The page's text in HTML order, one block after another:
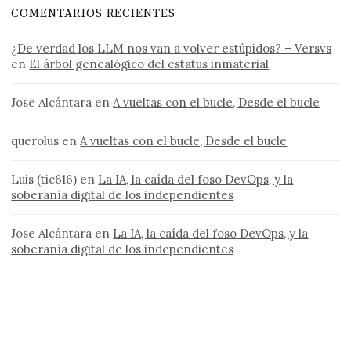
COMENTARIOS RECIENTES
¿De verdad los LLM nos van a volver estúpidos? – Versvs
en El árbol genealógico del estatus inmaterial
Jose Alcántara enA vueltas con el bucle, Desde el bucle
querolus enA vueltas con el bucle, Desde el bucle
Luis (tic616) en La IA, la caída del foso DevOps, y la
soberanía digital de los independientes
Jose Alcántara en La IA, la caída del foso DevOps, y la
soberanía digital de los independientes